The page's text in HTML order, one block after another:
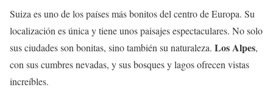
Suiza es uno de los países más bonitos del centro de Europa. Su
localización es única y tiene unos paisajes espectaculares. No solo
sus ciudades son bonitas, sino también su naturaleza. Los Alpes,
con sus cumbres nevadas, y sus bosques y lagos ofrecen vistas
increíbles.